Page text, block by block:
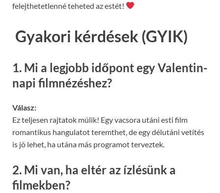
felejthetetlenné teheted az estét!
Gyakori kérdések (GYIK)
1. Mi a legjobb időpont egy Valentin-
napi filmnézéshez?
Válasz:
Ez teljesen rajtatok múlik! Egy vacsora utáni esti film
romantikus hangulatot teremthet, de egy délutáni vetítés
is jó lehet, ha utána más programot terveztek.
2. Mi van, ha eltér az ízlésünk a
filmekben?